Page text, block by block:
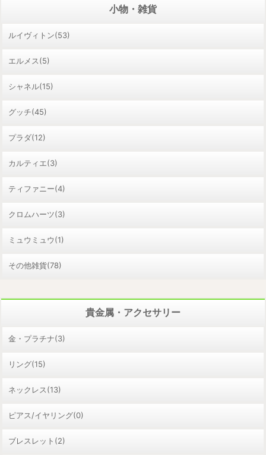
小物・雑貨
ルイヴィトン(53)
エルメス(5)
シャネル(15)
グッチ(45)
プラダ(12)
カルティエ(3)
ティファニー(4)
クロムハーツ(3)
ミュウミュウ(1)
その他雑貨(78)
貴金属・アクセサリー
金・プラチナ(3)
リング(15)
ネックレス(13)
ピアス/イヤリング(0)
ブレスレット(2)